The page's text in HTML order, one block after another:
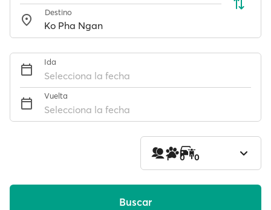
Destino
Ida
Selecciona la fecha
Vuelta
Selecciona la fecha
1 0 0
Buscar